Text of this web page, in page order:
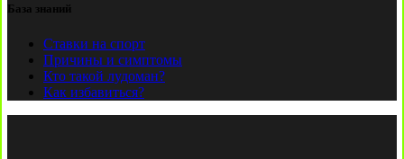
База знаний
Ставки на спорт
Причины и симптомы
Кто такой лудоман?
Как избавиться?